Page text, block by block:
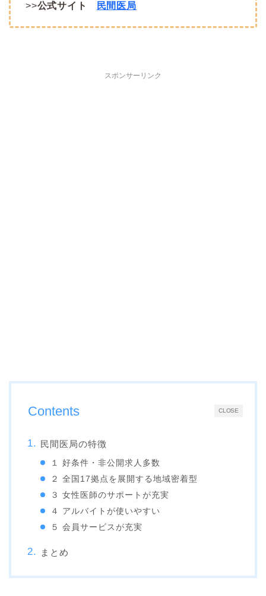
>>公式サイト 民間医局
スポンサーリンク
CLOSE
Contents
民間医局の特徴
１ 好条件・非公開求人多数
２ 全国17拠点を展開する地域密着型
３ 女性医師のサポートが充実
４ アルバイトが使いやすい
５ 会員サービスが充実
まとめ